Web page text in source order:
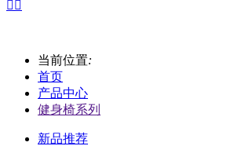
 
当前位置:
首页
产品中心
健身椅系列
新品推荐